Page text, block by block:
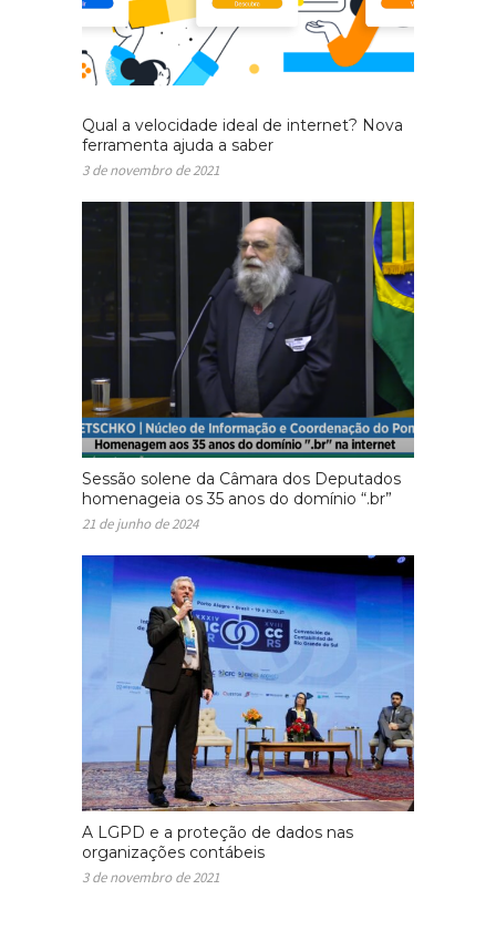
Qual a velocidade ideal de internet? Nova
ferramenta ajuda a saber
3 de novembro de 2021
Sessão solene da Câmara dos Deputados
homenageia os 35 anos do domínio “.br”
21 de junho de 2024
A LGPD e a proteção de dados nas
organizações contábeis
3 de novembro de 2021